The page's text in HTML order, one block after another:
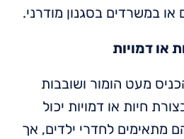
במשרדים בסגנון מודרני.
מעט הומור ושובבות
חיות או דמויות יכול
מתאימים לחדרי ילדים, אך